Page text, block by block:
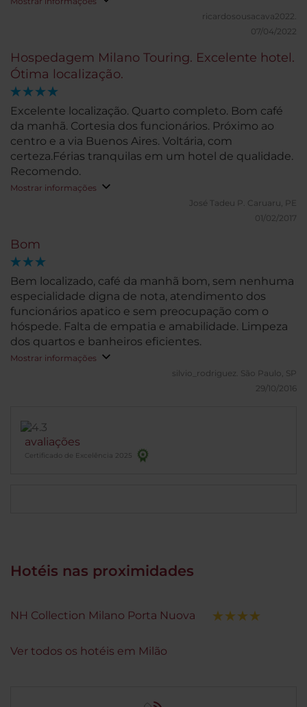
ricardosousacava2022.
07/04/2022
Hospedagem Milano Touring. Excelente hotel.
Ótima localização.
Excelente localização. Quarto completo. Bom café
da manhã. Cortesia dos funcionários. Próximo ao
centro e a via Buenos Aires. Voltária, com
certeza.Férias tranquilas em um hotel de qualidade.
Recomendo.
Mostrar informações
José Tadeu P. Caruaru, PE
01/02/2017
Bom
Bem localizado, café da manhã bom, sem nenhuma
especialidade digna de nota, atendimento dos
funcionários apatico e sem preocupação com o
hóspede. Falta de empatia e amabilidade. Limpeza
dos quartos e banheiros eficientes.
Mostrar informações
silvio_rodriguez. São Paulo, SP
29/10/2016
avaliações
Certificado de Excelência 2025
Hotéis nas proximidades
NH Collection Milano Porta Nuova
Ver todos os hotéis em Milão